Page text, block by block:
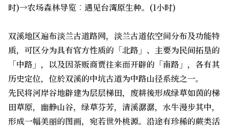
时)→农场森林导览︰遇见台湾原生种。(1小时)
双溪地区遍布淡兰古道路网，淡兰古道依空间分布及功能特
质，可区分为具有官方性质的「北路」、主要为民间拓垦的
「中路」，以及因茶贩商贾往来而开辟的「南路」，各有其
历史定位，位於双溪的中坑古道为中路山径系统之一。
先民将河岸谷地辟建为层层梯田，废耕後形成绿草如茵的梯
田草原，幽静山谷，绿草芬芳，清溪潺潺，水牛漫步其中，
形成一幅美丽的图画，宛若世外桃源。沿途有珍稀的蕨类活